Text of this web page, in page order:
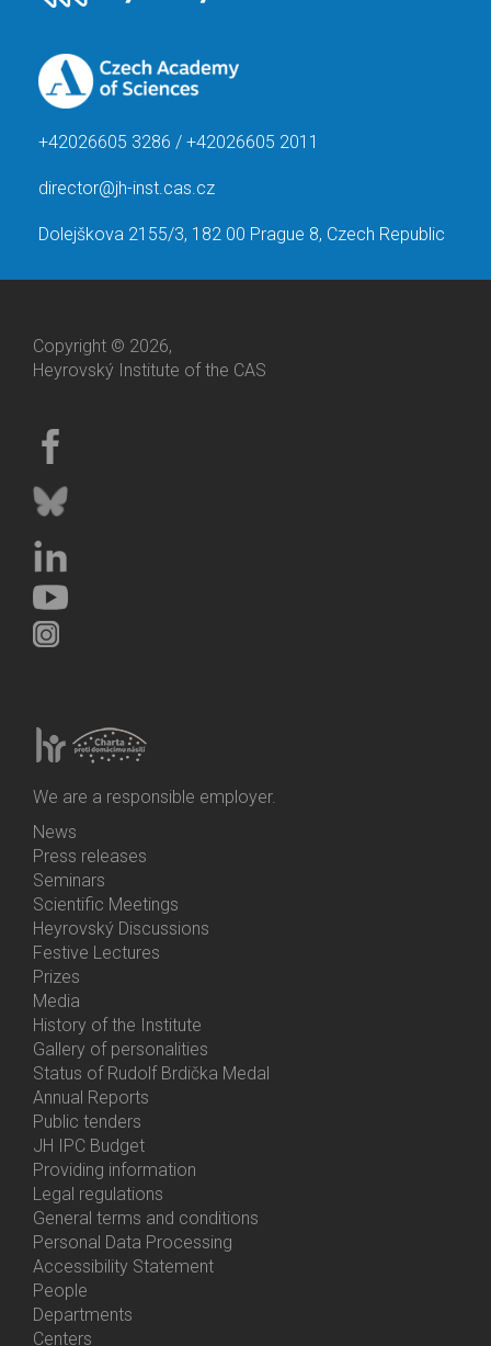
+42026605 3286 / +42026605 2011
director@jh-inst.cas.cz
Dolejškova 2155/3, 182 00 Prague 8, Czech Republic
Copyright © 2026,
Heyrovský Institute of the CAS
We are a responsible employer.
Bottom
Menu
Activities
News
Press releases
Seminars
Scientific Meetings
Heyrovský Discussions
Festive Lectures
Prizes
Media
History of the Institute
Gallery of personalities
Status of Rudolf Brdička Medal
Bottom
Menu
About
Us
Annual Reports
Public tenders
JH IPC Budget
Providing information
Legal regulations
General terms and conditions
Personal Data Processing
Accessibility Statement
Bottom
Menu
People
Departments
Centers